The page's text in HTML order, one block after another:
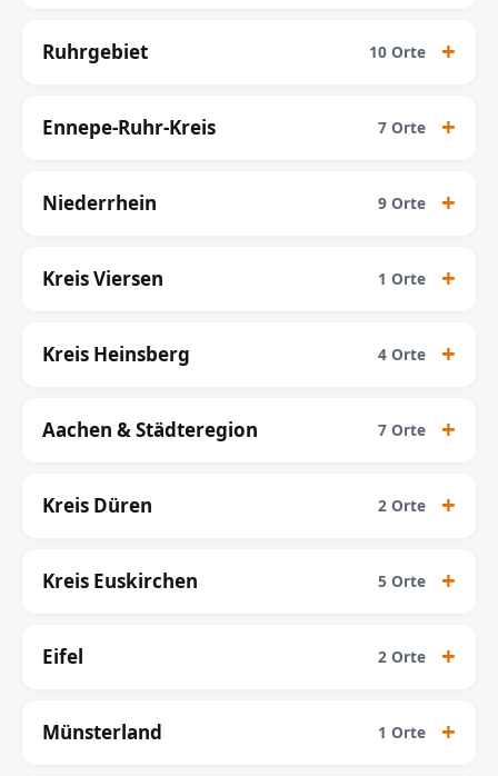
Ruhrgebiet 10 Orte
Ennepe-Ruhr-Kreis 7 Orte
Niederrhein 9 Orte
Kreis Viersen 1 Orte
Kreis Heinsberg 4 Orte
Aachen & Städteregion 7 Orte
Kreis Düren 2 Orte
Kreis Euskirchen 5 Orte
Eifel 2 Orte
Münsterland 1 Orte